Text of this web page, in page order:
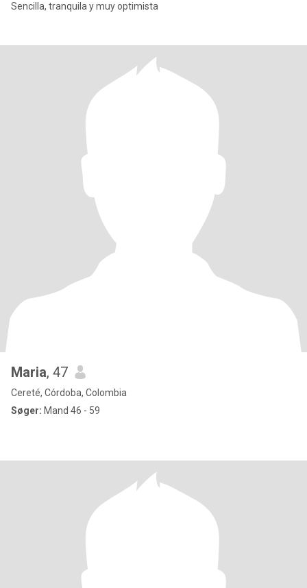
Sencilla, tranquila y muy optimista
Maria, 47
Cereté, Córdoba, Colombia
Søger: Mand 46 - 59